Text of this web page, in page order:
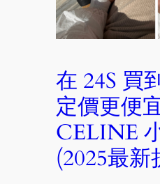
在 24S 買
定價更便
CELINE
(2025最新